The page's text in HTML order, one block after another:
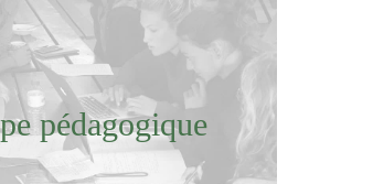
pédagogique